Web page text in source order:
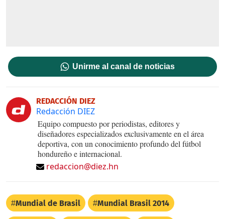
Unirme al canal de noticias
REDACCIÓN DIEZ
Redacción DIEZ
Equipo compuesto por periodistas, editores y
diseñadores especializados exclusivamente en el área
deportiva, con un conocimiento profundo del fútbol
hondureño e internacional.
redaccion@diez.hn
Mundial de Brasil Mundial Brasil 2014